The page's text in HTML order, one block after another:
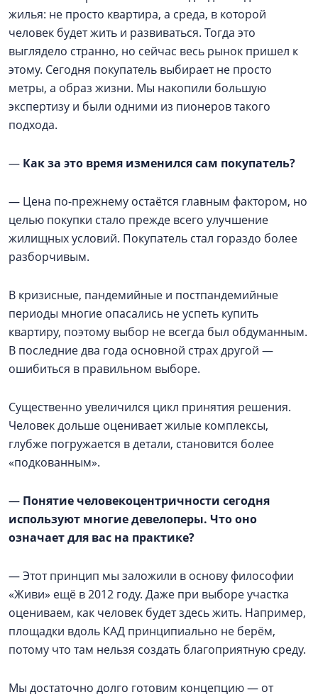
жилья: не просто квартира, а среда, в которой
человек будет жить и развиваться. Тогда это
выглядело странно, но сейчас весь рынок пришел к
этому. Сегодня покупатель выбирает не просто
метры, а образ жизни. Мы накопили большую
экспертизу и были одними из пионеров такого
подхода.
— Как за это время изменился сам покупатель?
— Цена по-прежнему остаётся главным фактором, но
целью покупки стало прежде всего улучшение
жилищных условий. Покупатель стал гораздо более
разборчивым.
В кризисные, пандемийные и постпандемийные
периоды многие опасались не успеть купить
квартиру, поэтому выбор не всегда был обдуманным.
В последние два года основной страх другой —
ошибиться в правильном выборе.
Существенно увеличился цикл принятия решения.
Человек дольше оценивает жилые комплексы,
глубже погружается в детали, становится более
«подкованным».
— Понятие человекоцентричности сегодня
используют многие девелоперы. Что оно
означает для вас на практике?
— Этот принцип мы заложили в основу философии
«Живи» ещё в 2012 году. Даже при выборе участка
оцениваем, как человек будет здесь жить. Например,
площадки вдоль КАД принципиально не берём,
потому что там нельзя создать благоприятную среду.
Мы достаточно долго готовим концепцию — от